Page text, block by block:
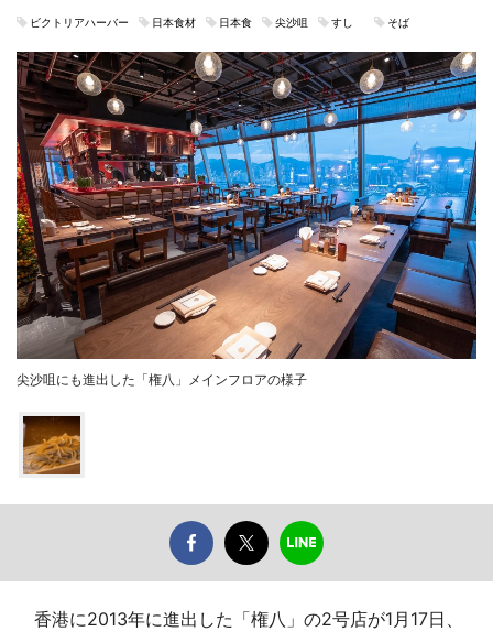
ビクトリアハーバー 日本食材 日本食 尖沙咀 すし そば
尖沙咀にも進出した「権八」メインフロアの様子
香港に2013年に進出した「権八」の2号店が1月17日、